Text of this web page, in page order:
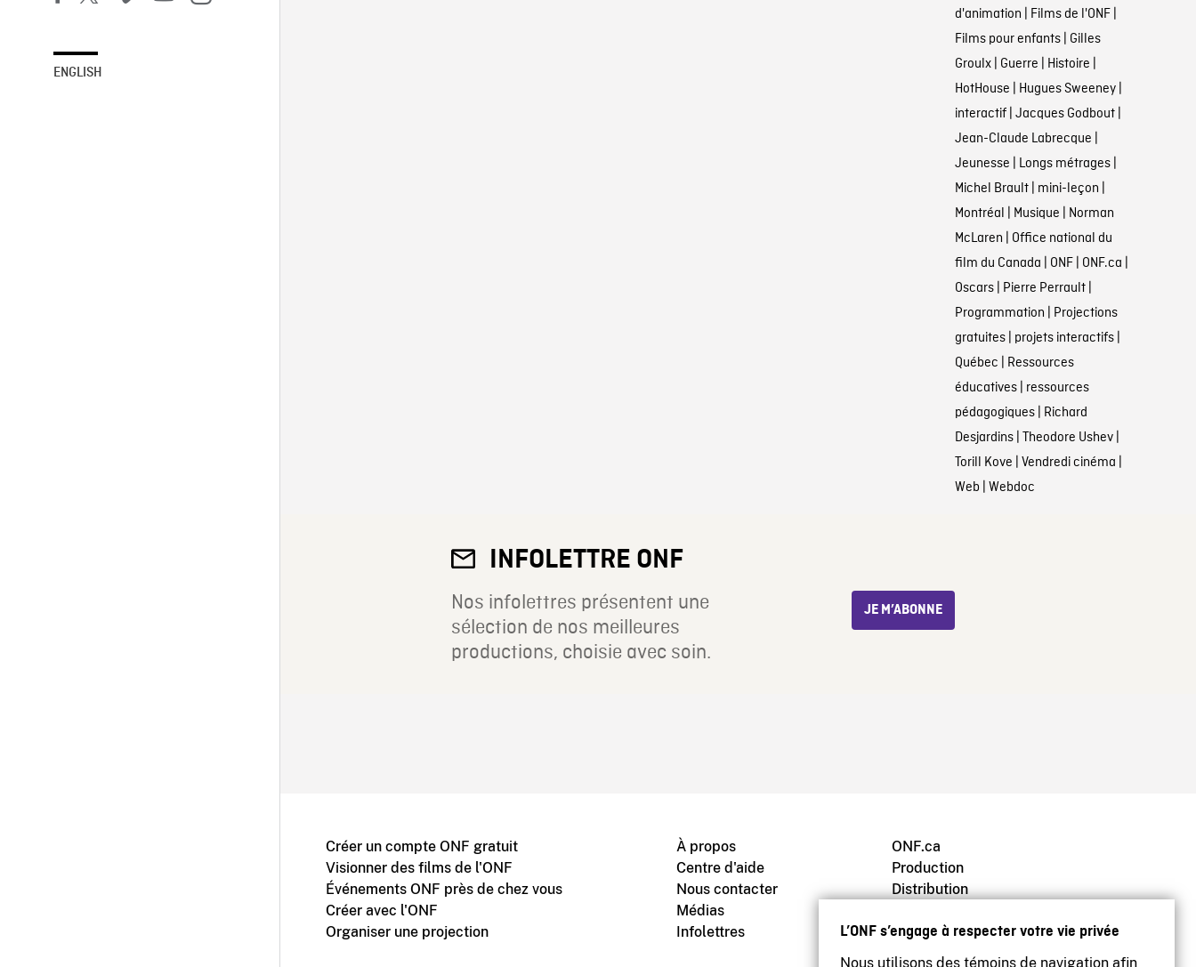
L’ONF s’engage à respecter votre vie privée
Nous utilisons des témoins de navigation afin
ENGLISH
d'animation | Films de l'ONF|
Films pour enfants| Gilles
Groulx| Guerre | Histoire |
HotHouse | Hugues Sweeney|
interactif| Jacques Godbout|
Jean-Claude Labrecque |
Jeunesse | Longs métrages|
Michel Brault| mini-leçon |
Montréal | Musique | Norman
McLaren | Office national du
film du Canada | ONF| ONF.ca |
Oscars| Pierre Perrault|
Programmation | Projections
gratuites| projets interactifs|
Québec | Ressources
éducatives| ressources
pédagogiques| Richard
Desjardins| Theodore Ushev|
Torill Kove | Vendredi cinéma |
Web | Webdoc
INFOLETTRE ONF
Nos infolettres présentent une
sélection de nos meilleures
productions, choisie avec soin.
JE M’ABONNE
Créer un compte ONF gratuit
Visionner des films de l'ONF
Événements ONF près de chez vous
Créer avec l'ONF
Organiser une projection
À propos
Centre d'aide
Nous contacter
Médias
Infolettres
ONF.ca
Production
Distribution
Archives